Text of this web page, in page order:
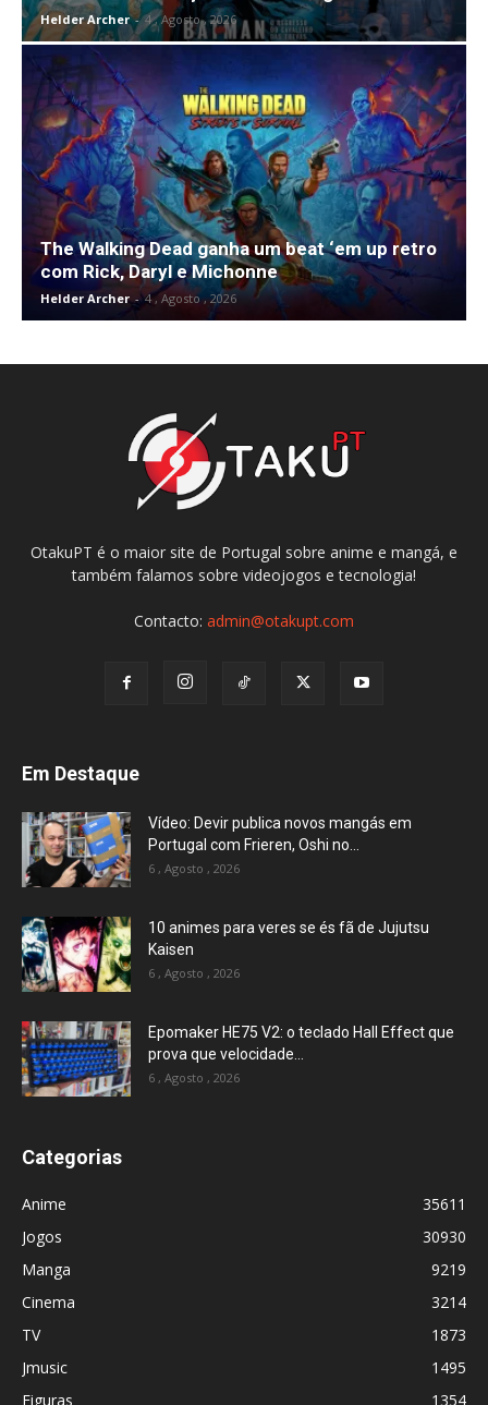
Helder Archer - 4 , Agosto , 2026
The Walking Dead ganha um beat ‘em up retro
com Rick, Daryl e Michonne
Helder Archer - 4 , Agosto , 2026
OtakuPT é o maior site de Portugal sobre anime e mangá, e
também falamos sobre videojogos e tecnologia!
Contacto: admin@otakupt.com
Em Destaque
Vídeo: Devir publica novos mangás em
Portugal com Frieren, Oshi no...
6 , Agosto , 2026
10 animes para veres se és fã de Jujutsu
Kaisen
6 , Agosto , 2026
Epomaker HE75 V2: o teclado Hall Effect que
prova que velocidade...
6 , Agosto , 2026
Categorias
Anime
35611
Jogos
30930
Manga
9219
Cinema
3214
TV
1873
Jmusic
1495
Figuras
1354